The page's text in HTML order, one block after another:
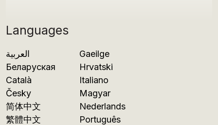
Languages
العربية
Беларуская
Català
Česky
简体中文
繁體中文
Gaeilge
Hrvatski
Italiano
Magyar
Nederlands
Português